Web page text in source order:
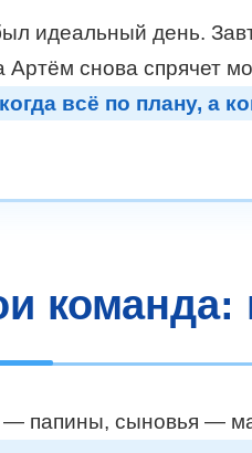
идеальный день.
Артём снова спрячет
всё по плану, а
— папины, сыновья —